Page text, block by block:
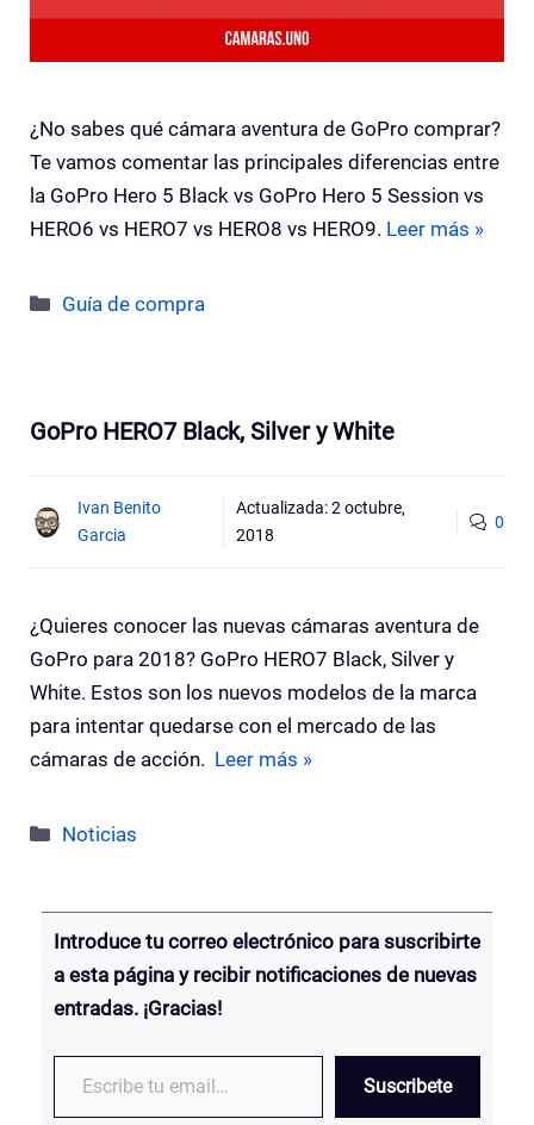
¿No sabes qué cámara aventura de GoPro comprar?
Te vamos comentar las principales diferencias entre
la GoPro Hero 5 Black vs GoPro Hero 5 Session vs
HERO6 vs HERO7 vs HERO8 vs HERO9. Leer más »
Categorías
Guía de compra
GoPro HERO7 Black, Silver y White
Ivan Benito
Garcia
Actualizada:2 octubre,
2018
0
¿Quieres conocer las nuevas cámaras aventura de
GoPro para 2018? GoPro HERO7 Black, Silver y
White. Estos son los nuevos modelos de la marca
para intentar quedarse con el mercado de las
cámaras de acción. Leer más »
Categorías
Noticias
Introduce tu correo electrónico para suscribirte
a esta página y recibir notificaciones de nuevas
entradas. ¡Gracias!
Escribe tu email…
Suscribete